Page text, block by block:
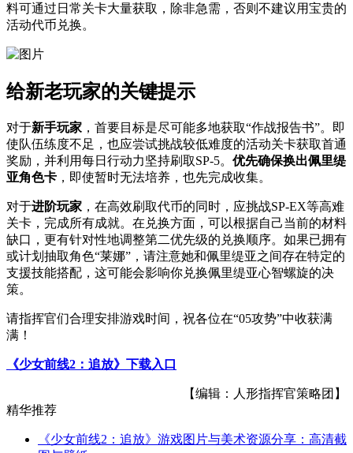
料可通过日常关卡大量获取，除非急需，否则不建议用宝贵的
活动代币兑换。
给新老玩家的关键提示
对于新手玩家 ，首要目标是尽可能多地获取“作战报告书”。即
使队伍练度不足，也应尝试挑战较低难度的活动关卡获取首通
奖励，并利用每日行动力坚持刷取SP-5。 优先确保换出佩里缇
亚角色卡 ，即使暂时无法培养，也先完成收集。
对于进阶玩家 ，在高效刷取代币的同时，应挑战SP-EX等高难
关卡，完成所有成就。在兑换方面，可以根据自己当前的材料
缺口，更有针对性地调整第二优先级的兑换顺序。如果已拥有
或计划抽取角色“莱娜”，请注意她和佩里缇亚之间存在特定的
支援技能搭配，这可能会影响你兑换佩里缇亚心智螺旋的决
策。
请指挥官们合理安排游戏时间，祝各位在“05攻势”中收获满
满！
《少女前线2：追放》下载入口
【编辑：人形指挥官策略团】
精华推荐
《少女前线2：追放》游戏图片与美术资源分享：高清截